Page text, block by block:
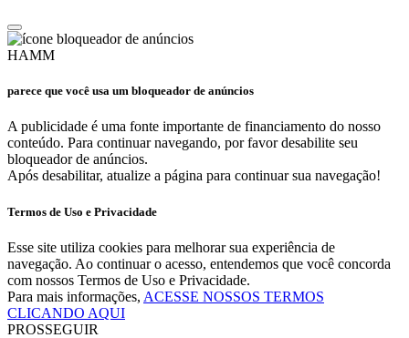
HAMM
parece que você usa um bloqueador de anúncios
A publicidade é uma fonte importante de financiamento do nosso
conteúdo. Para continuar navegando, por favor desabilite seu
bloqueador de anúncios.
Após desabilitar, atualize a página para continuar sua navegação!
Termos de Uso e Privacidade
Esse site utiliza cookies para melhorar sua experiência de
navegação. Ao continuar o acesso, entendemos que você concorda
com nossos Termos de Uso e Privacidade.
Para mais informações, ACESSE NOSSOS TERMOS
CLICANDO AQUI
PROSSEGUIR